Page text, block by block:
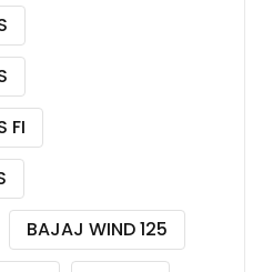
FI
BAJAJ WIND 125